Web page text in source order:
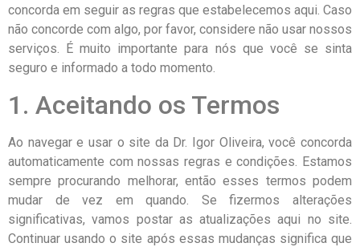
concorda em seguir as regras que estabelecemos aqui. Caso
não concorde com algo, por favor, considere não usar nossos
serviços. É muito importante para nós que você se sinta
seguro e informado a todo momento.
1. Aceitando os Termos
Ao navegar e usar o site da Dr. Igor Oliveira, você concorda
automaticamente com nossas regras e condições. Estamos
sempre procurando melhorar, então esses termos podem
mudar de vez em quando. Se fizermos alterações
significativas, vamos postar as atualizações aqui no site.
Continuar usando o site após essas mudanças significa que